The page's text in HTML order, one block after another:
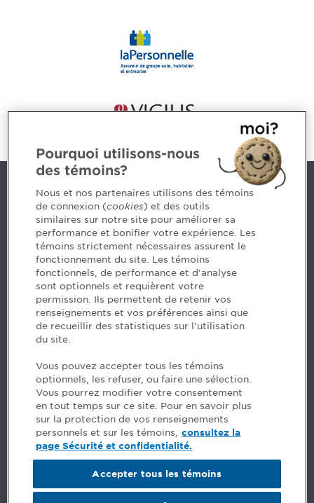
Nous joindre
5, Place Ville Marie, bureau 800, Montréal (Québec)
H3B 2G2
www.cpaquebec.ca
Des questions? Faites appel à notre équipe >
Envie de mettre de l’Ordre dans votre carrière? Voyez
les postes disponibles >
Facebook - Devenir CPA
Instagram
LinkedIn - CPA
LinkedIn - 20 minutes CPA
LinkedIn - Emploi CPA
TikTok
Commentaires
Pourquoi utilisons-nous
des témoins?
Nous et nos partenaires utilisons des témoins
de connexion (cookies) et des outils
similaires sur notre site pour améliorer sa
performance et bonifier votre expérience. Les
témoins strictement nécessaires assurent le
fonctionnement du site. Les témoins
fonctionnels, de performance et d'analyse
sont optionnels et requièrent votre
permission. Ils permettent de retenir vos
renseignements et vos préférences ainsi que
de recueillir des statistiques sur l'utilisation
du site.
Vous pouvez accepter tous les témoins
optionnels, les refuser, ou faire une sélection.
Vous pourrez modifier votre consentement
en tout temps sur ce site. Pour en savoir plus
sur la protection de vos renseignements
personnels et sur les témoins, consultez la
page Sécurité et confidentialité.
Accepter tous les témoins